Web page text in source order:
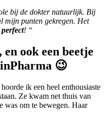
bij de dokter natuurlijk. Bij
mijn punten gekregen. Het
perfect! “
ook een beetje
😉
ik een heel enthousiaste
Ze kwam net thuis van
was om te bewegen. Haar